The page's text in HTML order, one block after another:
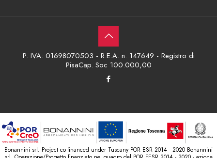
P. IVA: 01698070503 - R.E.A. n. 147649 - Registro di
PisaCap. Soc 100.000,00
Bonannini srl. Project co-financed under Tuscany POR ESR 2014 - 2020 Bonannini